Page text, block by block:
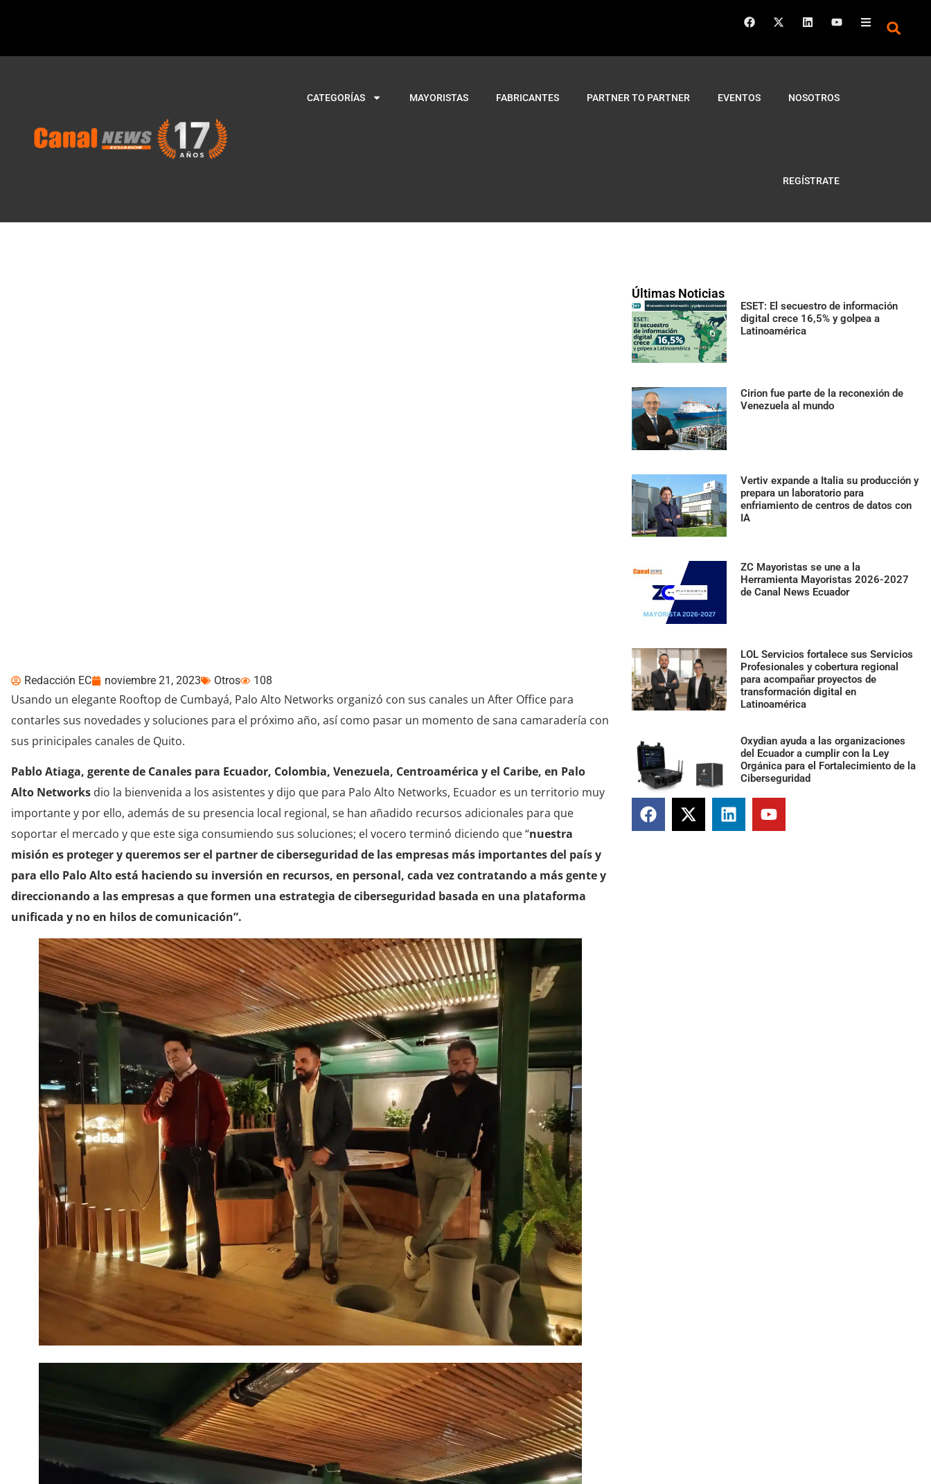
CATEGORÍAS MAYORISTAS FABRICANTES PARTNER TO PARTNER EVENTOS NOSOTROS
REGÍSTRATE
Últimas Noticias
ESET: El secuestro de información
digital crece 16,5% y golpea a
Latinoamérica
Cirion fue parte de la reconexión de
Venezuela al mundo
Vertiv expande a Italia su producción y
prepara un laboratorio para
enfriamiento de centros de datos con
IA
ZC Mayoristas se une a la
Herramienta Mayoristas 2026-2027
de Canal News Ecuador
LOL Servicios fortalece sus Servicios
Profesionales y cobertura regional
para acompañar proyectos de
transformación digital en
Latinoamérica
Oxydian ayuda a las organizaciones
del Ecuador a cumplir con la Ley
Orgánica para el Fortalecimiento de la
Ciberseguridad
Redacción EC noviembre 21, 2023 Otros 108
Usando un elegante Rooftop de Cumbayá, Palo Alto Networks organizó con sus canales un After Office para
contarles sus novedades y soluciones para el próximo año, así como pasar un momento de sana camaradería con
sus prinicipales canales de Quito.
Pablo Atiaga, gerente de Canales para Ecuador, Colombia, Venezuela, Centroamérica y el Caribe, en Palo
Alto Networks dio la bienvenida a los asistentes y dijo que para Palo Alto Networks, Ecuador es un territorio muy
importante y por ello, además de su presencia local regional, se han añadido recursos adicionales para que
soportar el mercado y que este siga consumiendo sus soluciones; el vocero terminó diciendo que “nuestra
misión es proteger y queremos ser el partner de ciberseguridad de las empresas más importantes del país y
para ello Palo Alto está haciendo su inversión en recursos, en personal, cada vez contratando a más gente y
direccionando a las empresas a que formen una estrategia de ciberseguridad basada en una plataforma
unificada y no en hilos de comunicación”.